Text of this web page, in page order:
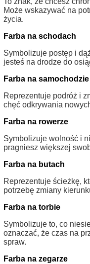
Może wskazywać na
życia.
Farba na schodach
Symbolizuje postęp i
jesteś na drodze do
Farba na samochodzie
Reprezentuje podróż i
chęć odkrywania
Farba na rowerze
Symbolizuje wolność i
pragniesz większej
Farba na butach
Reprezentuje ścieżkę,
potrzebę zmiany
Farba na torbie
Symbolizuje to, co
oznaczać, że czas na
spraw.
Farba na zegarze